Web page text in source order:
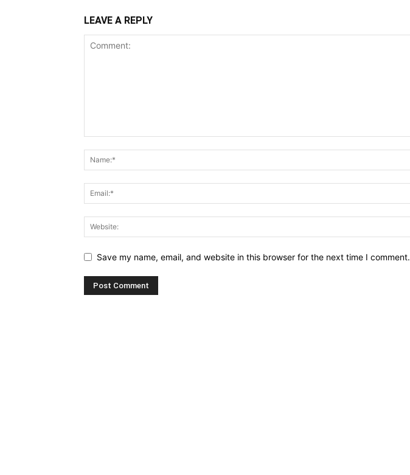
LEAVE A REPLY
Save my name, email, and website in this browser for the next time I comment.